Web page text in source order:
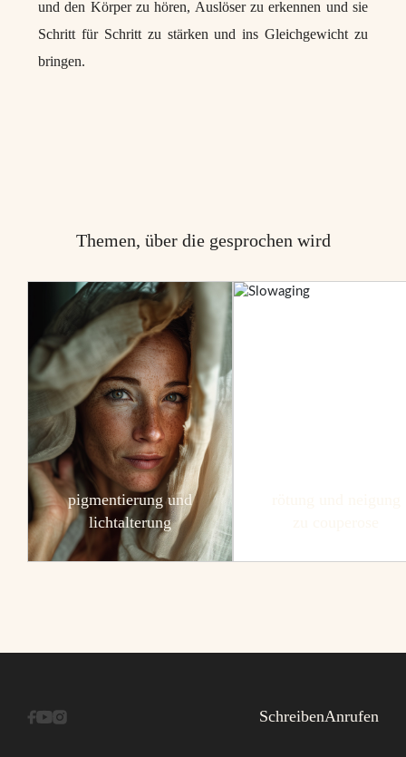
und den Körper zu hören, Auslöser zu erkennen und sie
Schritt für Schritt zu stärken und ins Gleichgewicht zu
bringen.
Themen, über die gesprochen wird
pigmentierung und
lichtalterung
SchreibenAnrufen